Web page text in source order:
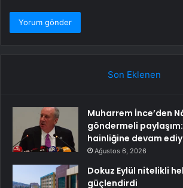
Son Eklenen
Muharrem İnce’den
göndermeli
hainliğine devam
Ağustos 6, 2026
Dokuz Eylül nitelikli
güçlendirdi